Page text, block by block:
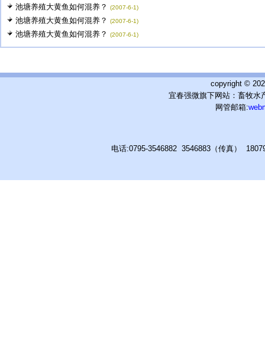
池塘养殖大黄鱼如何混养？ (2007-6-1)
池塘养殖大黄鱼如何混养？ (2007-6-1)
池塘养殖大黄鱼如何混养？ (2007-6-1)
copyright ©
宜春强微旗下网站：畜牧水
网管邮箱:
电话:0795-3546882 3546883（传真）